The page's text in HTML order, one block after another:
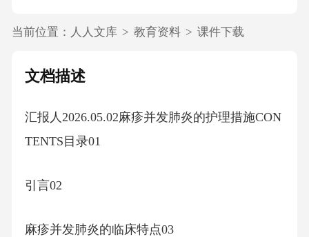
当前位置： 人人文库 > 教育资料 > 课件下载
文档描述
汇报人2026.05.02麻疹并发肺炎的护理措施CON
TENTS目录01
引言02
麻疹并发肺炎的临床特点03